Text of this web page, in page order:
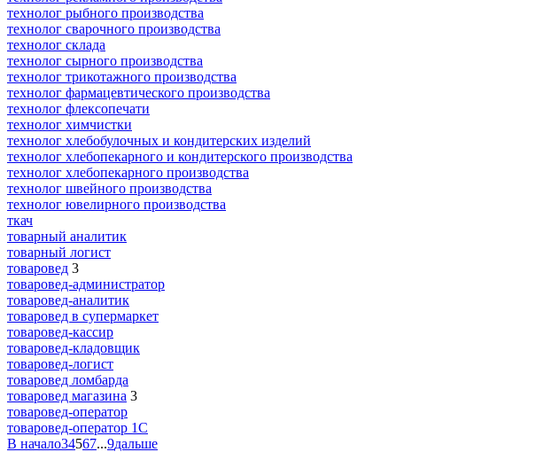
технолог рыбного производства
технолог сварочного производства
технолог склада
технолог сырного производства
технолог трикотажного производства
технолог фармацевтического производства
технолог флексопечати
технолог химчистки
технолог хлебобулочных и кондитерских изделий
технолог хлебопекарного и кондитерского производства
технолог хлебопекарного производства
технолог швейного производства
технолог ювелирного производства
ткач
товарный аналитик
товарный логист
товаровед 3
товаровед-администратор
товаровед-аналитик
товаровед в супермаркет
товаровед-кассир
товаровед-кладовщик
товаровед-логист
товаровед ломбарда
товаровед магазина 3
товаровед-оператор
товаровед-оператор 1С
В начало34567...9дальше